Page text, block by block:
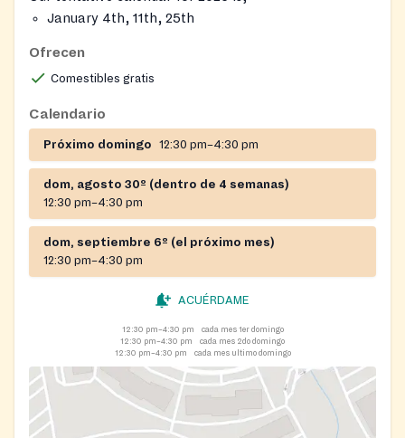
January 4th, 11th, 25th
March 1st, 8th, 15th, 29th
April 12th, 19th, 26th
May 3rd, 10th, 17th, 31st
June 7th, 14th, 28th
July 12th, 19th, 26th
August 9th, 16th, 23rd, 30th
September 13th, 20th, 27th,
November 8th, 15th, 22nd
December 6th, 13th
Ofrecen
Comestibles gratis
Calendario
Próximo domingo 12:30 pm–4:30 pm
dom, agosto 30º (dentro de 4 semanas)
12:30 pm–4:30 pm
dom, septiembre 6º (el próximo mes)
12:30 pm–4:30 pm
ACUÉRDAME
12:30 pm–4:30 pm
cada mes 1er domingo
12:30 pm–4:30 pm
cada mes 2do domingo
12:30 pm–4:30 pm
cada mes ultimo domingo